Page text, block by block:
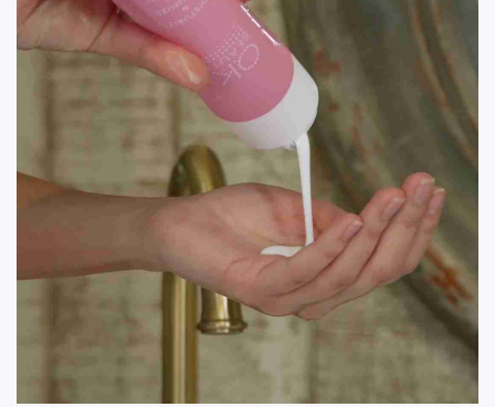
Существует множество средств, которые решают
разные задачи. Флюиды, сыворотки, масла в целом
служат одной цели — дополнительный уход и защита
волос в течение дня. Большинство сывороток
придают волосам блеск, разглаживают и смягчают
их, а бонусом при этом обычно идут какие-то
дополнительные функции. Поэтому выбирайте то, что
нужно именно вашим волосам.
Это может быть термозащита, увлажнение,
устранение тусклости и ломкости или интенсивное
восстановление. Например, для защиты волос при
горячей укладке и их восстановления подойдет
OK Beauty Fill & Handle